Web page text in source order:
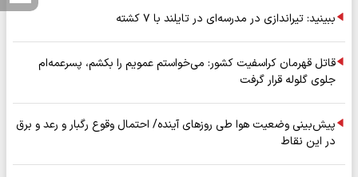
ببینید: تیراندازی در مدرسه‌ای در تایلند با ۷ کشته
قاتل قهرمان کراسفیت کشور: می‌خواستم عمویم را بکشم، پسرعمه‌ام
جلوی گلوله قرار گرفت
پیش‌بینی وضعیت هوا طی روزهای آینده/ احتمال وقوع رگبار و رعد و برق
در این نقاط